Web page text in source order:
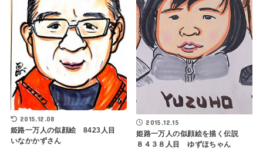
2015.12.08
姫路一万人の似顔絵 8423人目
いなかかずさん
2015.12.15
姫路一万人の似顔絵を描く伝説
８４３８人目 ゆずほちゃん